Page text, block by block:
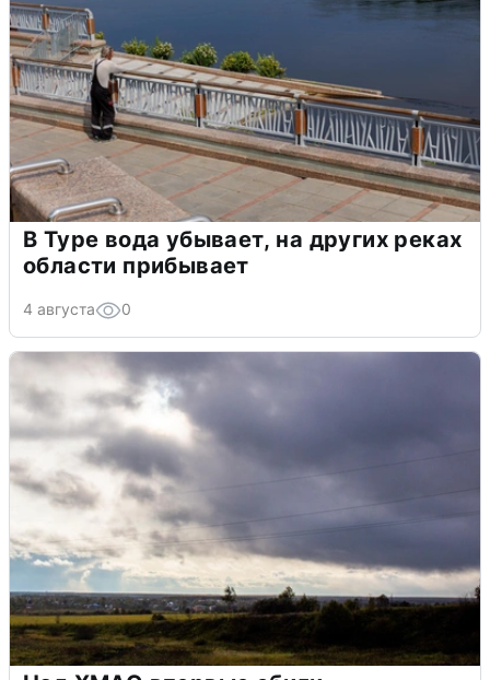
В Туре вода убывает, на других реках
области прибывает
4 августа 0